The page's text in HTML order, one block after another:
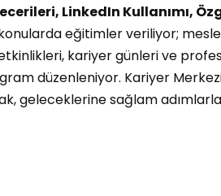
LinkedIn Kullanımı,
eğitimler veriliyor;
kariyer günleri ve
düzenleniyor. Kariyer
geleceklerine sağlam